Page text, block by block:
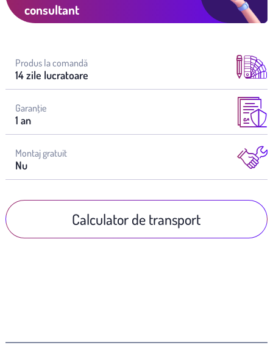
consultant
Produs la comandă
14 zile lucratoare
Garanţie
1 an
Montaj gratuit
Nu
Calculator de transport